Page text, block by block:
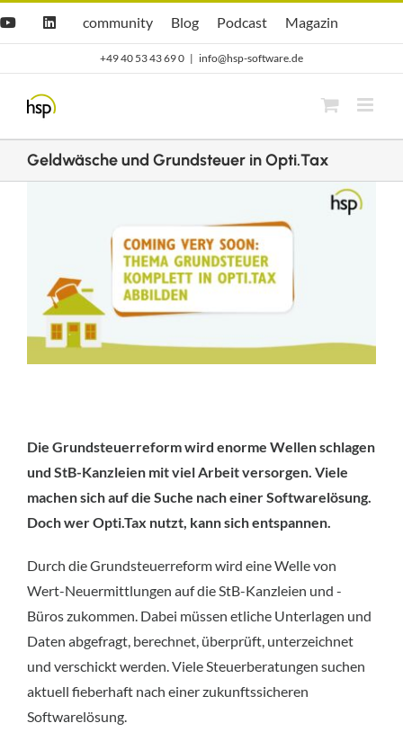
YouTubeLinkedIn
Hsp
community
community
hsp
Blog
Blog Opti.Cast
Podcast Opti.Mag
Magazin
+49 40 53 43 69 0 | info@hsp-software.de
Geldwäsche und Grundsteuer in Opti.Tax
Die Grundsteuerreform wird enorme Wellen schlagen
und StB-Kanzleien mit viel Arbeit versorgen. Viele
machen sich auf die Suche nach einer Softwarelösung.
Doch wer Opti.Tax nutzt, kann sich entspannen.
Durch die Grundsteuerreform wird eine Welle von
Wert-Neuermittlungen auf die StB-Kanzleien und -
Büros zukommen. Dabei müssen etliche Unterlagen und
Daten abgefragt, berechnet, überprüft, unterzeichnet
und verschickt werden. Viele Steuerberatungen suchen
aktuell fieberhaft nach einer zukunftssicheren
Softwarelösung.